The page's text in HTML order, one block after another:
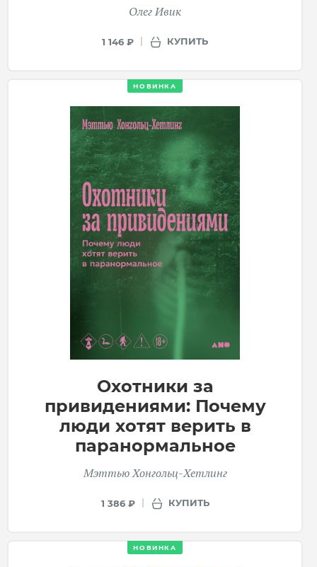
Олег Ивик
1 146 ₽ КУПИТЬ
НОВИНКА
Охотники за
привидениями: Почему
люди хотят верить в
паранормальное
Мэттью Хонгольц-Хетлинг
1 386 ₽ КУПИТЬ
НОВИНКА